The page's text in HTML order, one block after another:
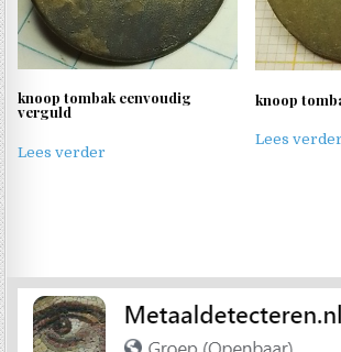
knoop tombak eenvoudig
verguld
Lees verder
knoop
Lees verder